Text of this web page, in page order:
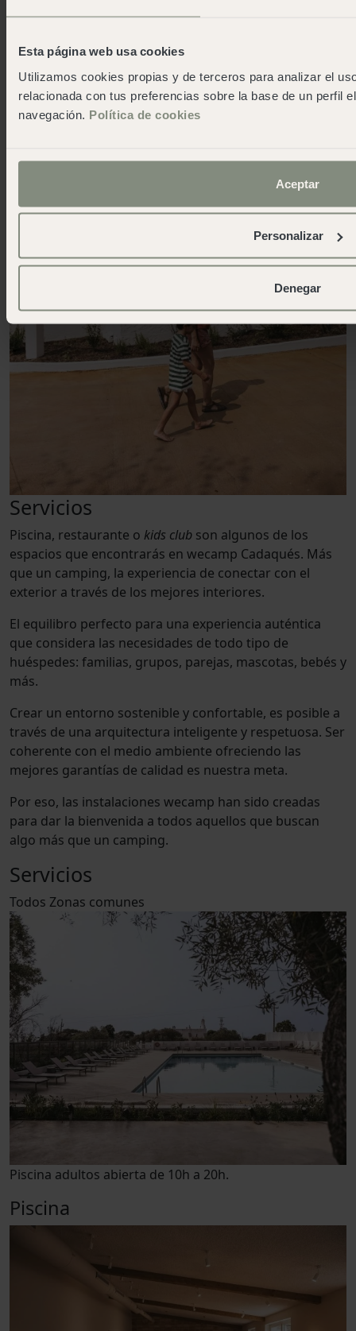
Esta página web usa cookies
Utilizamos cookies propias y de terceros para analizar el
relacionada con tus preferencias sobre la base de un perfil
navegación. Política de cookies
Aceptar
Personalizar
Denegar
Servicios
Piscina, restaurante o kids club son algunos de los
espacios que encontrarás en wecamp Cadaqués. Más
que un camping, la experiencia de conectar con el
exterior a través de los mejores interiores.
El equilibro perfecto para una experiencia auténtica
que considera las necesidades de todo tipo de
huéspedes: familias, grupos, parejas, mascotas, bebés y
más.
Crear un entorno sostenible y confortable, es posible a
través de una arquitectura inteligente y respetuosa. Ser
coherente con el medio ambiente ofreciendo las
mejores garantías de calidad es nuestra meta.
Por eso, las instalaciones wecamp han sido creadas
para dar la bienvenida a todos aquellos que buscan
algo más que un camping.
Servicios
Todos Zonas comunes
Piscina adultos abierta de 10h a 20h.
Piscina